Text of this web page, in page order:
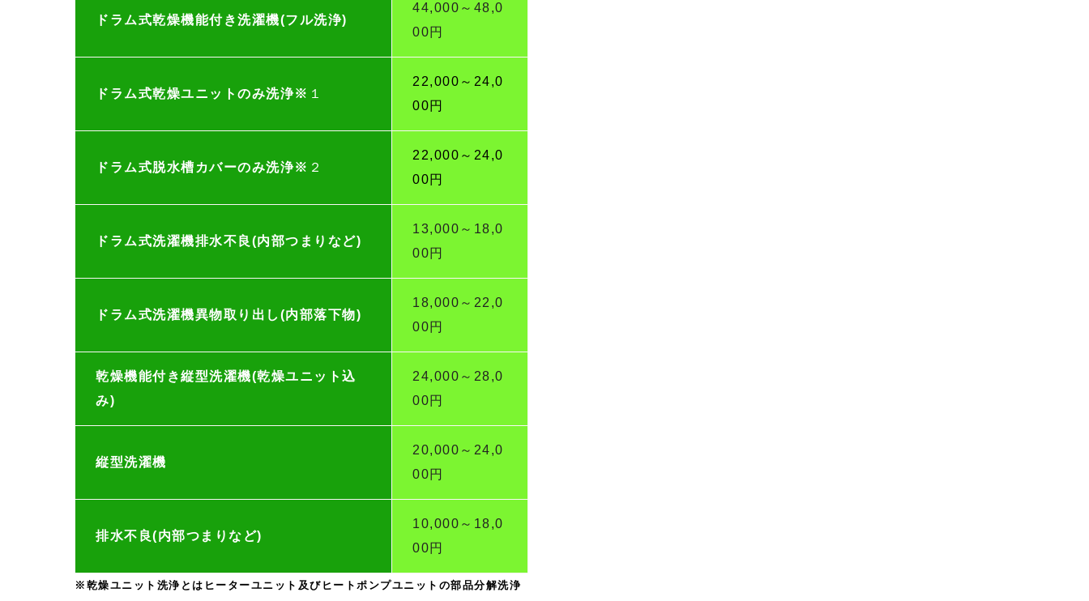
ドラム式乾燥機能付き洗濯機(フル洗浄)
44,000～48,0
00円
ドラム式乾燥ユニットのみ洗浄※ １
22,000～24,0
00円
ドラム式脱水槽カバーのみ洗浄※ ２
22,000～24,0
00円
ドラム式洗濯機排水不良(内部つまりなど)
13,000～18,0
00円
ドラム式洗濯機異物取り出し(内部落下物)
18,000～22,0
00円
乾燥機能付き縦型洗濯機(乾燥ユニット込
み)
24,000～28,0
00円
縦型洗濯機
20,000～24,0
00円
排水不良(内部つまりなど)
10,000～18,0
00円
※乾燥ユニット洗浄とはヒーターユニット及びヒートポンプユニットの部品分解洗浄